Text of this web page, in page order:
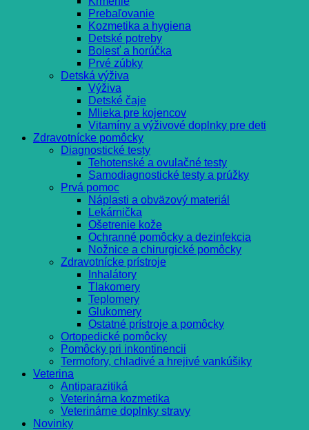
Prebaľovanie
Kozmetika a hygiena
Detské potreby
Bolesť a horúčka
Prvé zúbky
Detská výživa
Výživa
Detské čaje
Mlieka pre kojencov
Vitamíny a výživové doplnky pre deti
Zdravotnícke pomôcky
Diagnostické testy
Tehotenské a ovulačné testy
Samodiagnostické testy a prúžky
Prvá pomoc
Náplasti a obväzový materiál
Lekárnička
Ošetrenie kože
Ochranné pomôcky a dezinfekcia
Nožnice a chirurgické pomôcky
Zdravotnícke prístroje
Inhalátory
Tlakomery
Teplomery
Glukomery
Ostatné prístroje a pomôcky
Ortopedické pomôcky
Pomôcky pri inkontinencii
Termofory, chladivé a hrejivé vankúšiky
Veterina
Antiparazitiká
Veterinárna kozmetika
Veterinárne doplnky stravy
Novinky